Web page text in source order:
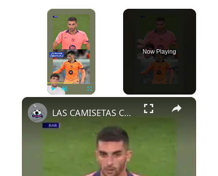
×
Now Playing
×
LAS CAMISETAS CAMBIAN DE COLOR